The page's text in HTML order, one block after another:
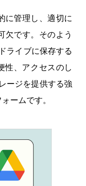
に管理し、適切に
欠です。そのよう
ライブに保存する
性、アクセスのし
ージを提供する強
ームです。